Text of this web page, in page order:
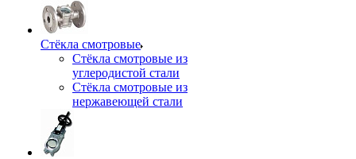
Стёкла смотровые
Стёкла смотровые из
углеродистой стали
Стёкла смотровые из
нержавеющей стали